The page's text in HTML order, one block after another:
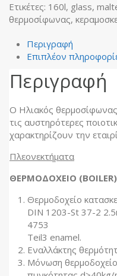
Ετικέτες: 160l, glass,
θερμοσίφωνας,
Περιγραφή
Επιπλέον
Περιγραφή
Ο Ηλιακός
τις αυστηρότερες
χαρακτηρίζουν την
Πλεονεκτήματα
ΘΕΡΜΟΔΟΧΕΙΟ (BOILER)
Θερμοδοχείο
DIN 1203-St 37-2
4753
Teil3 enamel.
Εναλλάκτης
Μόνωση